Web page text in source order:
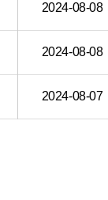
2024-08-08
2024-08-08
2024-08-07